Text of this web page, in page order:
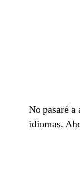
No pasaré a
idiomas.